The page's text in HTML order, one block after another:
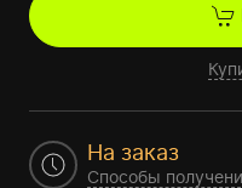
На заказ
Способы